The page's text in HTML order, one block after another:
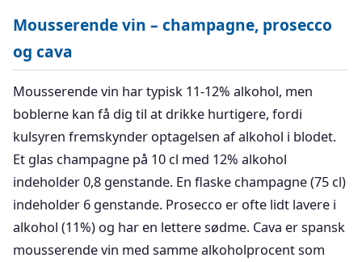
Mousserende vin – champagne, prosecco
og cava
Mousserende vin har typisk 11-12% alkohol, men
boblerne kan få dig til at drikke hurtigere, fordi
kulsyren fremskynder optagelsen af alkohol i blodet.
Et glas champagne på 10 cl med 12% alkohol
indeholder 0,8 genstande. En flaske champagne (75 cl)
indeholder 6 genstande. Prosecco er ofte lidt lavere i
alkohol (11%) og har en lettere sødme. Cava er spansk
mousserende vin med samme alkoholprocent som